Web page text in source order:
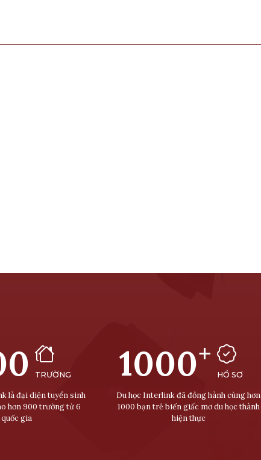
TRƯỜNG
là đại diện tuyển sinh
hơn 900 trường từ 6
quốc gia
1000+
HỒ SƠ
Du học Interlink đã đồng hành cùng hơn
1000 bạn trẻ biến giấc mơ du học thành
hiện thực